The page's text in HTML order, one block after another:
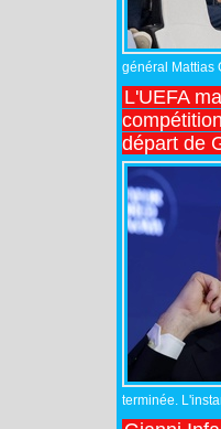
général Mattias
L'UEFA
départ de
terminée.